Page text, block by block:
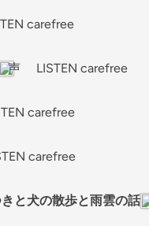
carefree
声 LISTEN carefree
carefree
carefree
と犬の散歩と雨雲の話